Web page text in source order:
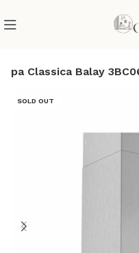
Classica Balay
SOLD OUT